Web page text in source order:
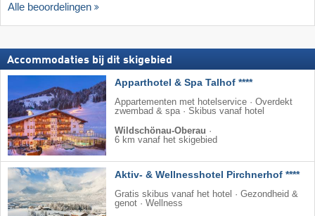
Alle beoordelingen
Accommodaties bij dit skigebied
Apparthotel & Spa Talhof ****
Appartementen met hotelservice · Overdekt
zwembad & spa · Skibus vanaf hotel
Wildschönau-Oberau ·
6 km vanaf het skigebied
Aktiv- & Wellnesshotel Pirchnerhof ****
Gratis skibus vanaf het hotel · Gezondheid &
genot · Wellness